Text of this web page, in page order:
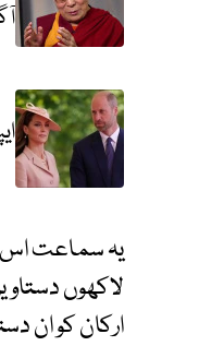
یہ سماعت اس
لاکھوں
ارکان کو ان